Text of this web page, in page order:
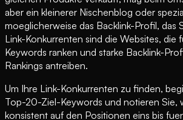
aber ein kleinerer Nischenblog oder
moeglicherweise das Backlink-Profil, das
Link-Konkurrenten sind die Websites, die
Keywords ranken und starke Backlink-
Rankings antreiben.
Um Ihre Link-Konkurrenten zu finden,
Top-20-Ziel-Keywords und notieren Sie,
konsistent auf den Positionen eins bis